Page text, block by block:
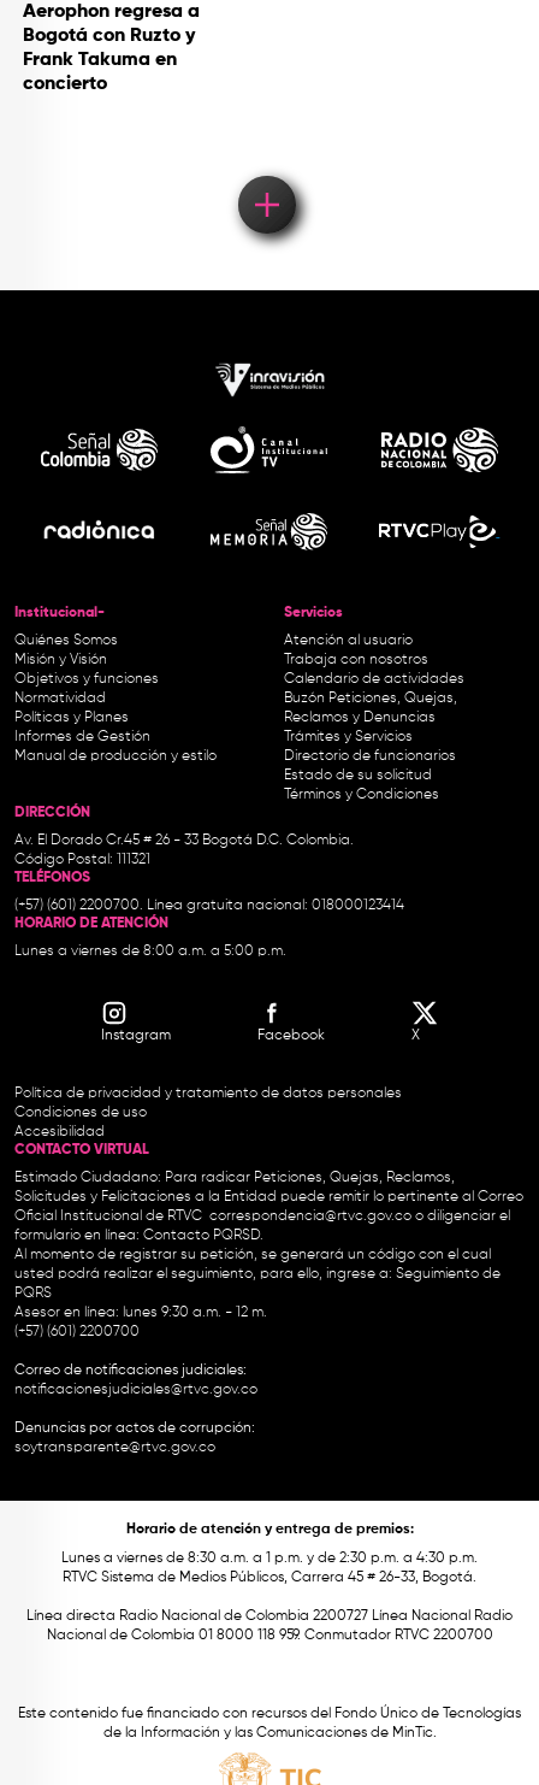
Aerophon regresa a
Bogotá con Ruzto y
Frank Takuma en
concierto
Institucional-
Quiénes Somos
Misión y Visión
Objetivos y funciones
Normatividad
Políticas y Planes
Informes de Gestión
Manual de producción y estilo
Servicios
Atención al usuario
Trabaja con nosotros
Calendario de actividades
Buzón Peticiones, Quejas,
Reclamos y Denuncias
Trámites y Servicios
Directorio de funcionarios
Estado de su solicitud
Términos y Condiciones
DIRECCIÓN
Av. El Dorado Cr.45 # 26 - 33 Bogotá D.C. Colombia.
Código Postal: 111321
TELÉFONOS
(+57) (601) 2200700. Línea gratuita nacional: 018000123414
HORARIO DE ATENCIÓN
Lunes a viernes de 8:00 a.m. a 5:00 p.m.
Instagram Facebook X
Política de privacidad y tratamiento de datos personales
Condiciones de uso
Accesibilidad
CONTACTO VIRTUAL
Estimado Ciudadano: Para radicar Peticiones, Quejas, Reclamos,
Solicitudes y Felicitaciones a la Entidad puede remitir lo pertinente al Correo
Oficial Institucional de RTVC correspondencia@rtvc.gov.co o diligenciar el
formulario en línea: Contacto PQRSD.
Al momento de registrar su petición, se generará un código con el cual
usted podrá realizar el seguimiento, para ello, ingrese a: Seguimiento de
PQRS
Asesor en línea: lunes 9:30 a.m. - 12 m.
(+57) (601) 2200700
Correo de notificaciones judiciales:
notificacionesjudiciales@rtvc.gov.co
Denuncias por actos de corrupción:
soytransparente@rtvc.gov.co
Horario de atención y entrega de premios:
Lunes a viernes de 8:30 a.m. a 1 p.m. y de 2:30 p.m. a 4:30 p.m.
RTVC Sistema de Medios Públicos, Carrera 45 # 26-33, Bogotá.
Línea directa Radio Nacional de Colombia 2200727 Línea Nacional Radio
Nacional de Colombia 01 8000 118 959. Conmutador RTVC 2200700
Este contenido fue financiado con recursos del Fondo Único de Tecnologías
de la Información y las Comunicaciones de MinTic.